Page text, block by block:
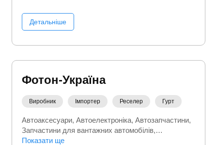
Детальніше
Фотон-Україна
Виробник Імпортер Реселер Гурт
Автоаксесуари Автоелектроніка Автозапчастини
Запчастини для вантажних автомобілів
Запчастини та автотовари
Показати ще